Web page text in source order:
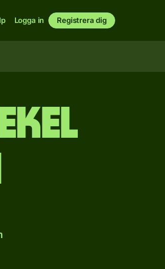
Logga in Registrera dig